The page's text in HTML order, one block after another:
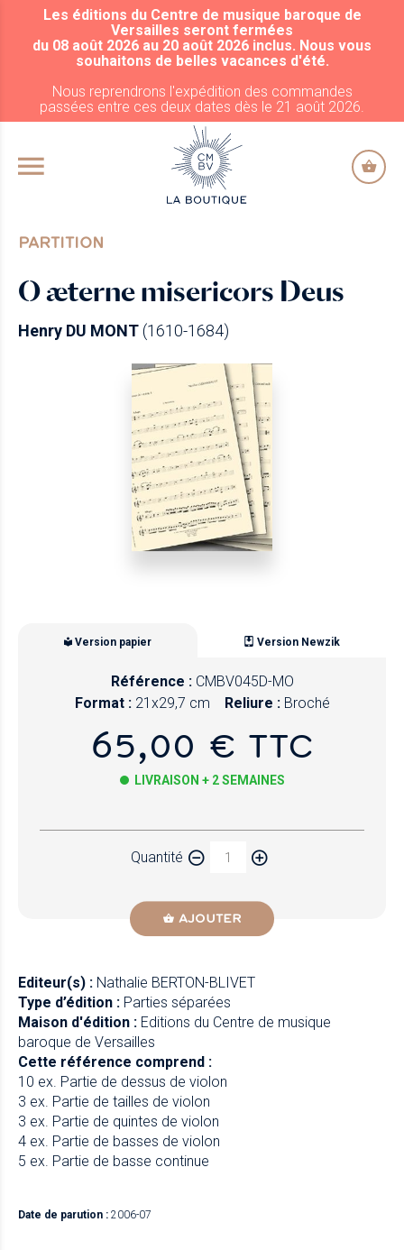
ALLER AU CONTENU PRINCIPAL
Les éditions du Centre de musique baroque de
Versailles seront fermées
du 08 août 2026 au 20 août 2026 inclus. Nous vous
souhaitons de belles vacances d'été.
Nous reprendrons l'expédition des commandes
passées entre ces deux dates dès le 21 août 2026.
PARTITION
O æterne misericors Deus
Henry DU MONT(1610-1684)
Version papier Version Newzik
Référence : CMBV045D-MO
Format : 21x29,7 cm Reliure : Broché
65,00 € TTC
LIVRAISON + 2 SEMAINES
Quantité
AJOUTER
Editeur(s) : Nathalie BERTON-BLIVET
Type d’édition : Parties séparées
Maison d'édition : Editions du Centre de musique
baroque de Versailles
Cette référence comprend :
10 ex. Partie de dessus de violon
3 ex. Partie de tailles de violon
3 ex. Partie de quintes de violon
4 ex. Partie de basses de violon
5 ex. Partie de basse continue
Date de parution : 2006-07